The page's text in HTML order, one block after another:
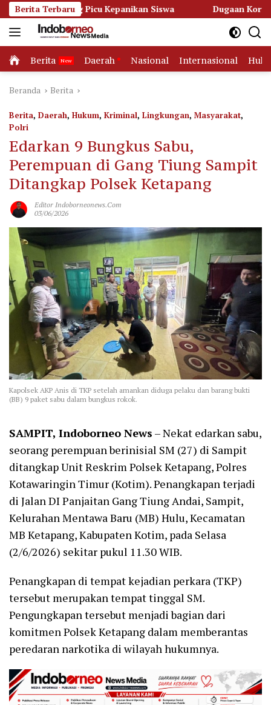
Langsung
ke
konten
Berita Terbaru
Picu Kepanikan Siswa Dugaan Korupsi Dana Hibah
Home
Berita Daerah Nasional Internasional
Beranda Berita
Berita, Daerah, Hukum, Kriminal, Lingkungan, Masyarakat,
Polri
Edarkan 9 Bungkus Sabu,
Perempuan di Gang Tiung Sampit
Ditangkap Polsek Ketapang
Editor Indoborneonews.com
03/06/2026
Kapolsek AKP Anis di TKP setelah amankan diduga pelaku dan barang bukti
(BB) 9 paket sabu dalam bungkus rokok.
SAMPIT, Indoborneo News – Nekat edarkan sabu,
seorang perempuan berinisial SM (27) di Sampit
ditangkap Unit Reskrim Polsek Ketapang, Polres
Kotawaringin Timur (Kotim). Penangkapan terjadi
di Jalan DI Panjaitan Gang Tiung Andai, Sampit,
Kelurahan Mentawa Baru (MB) Hulu, Kecamatan
MB Ketapang, Kabupaten Kotim, pada Selasa
(2/6/2026) sekitar pukul 11.30 WIB.
Penangkapan di tempat kejadian perkara (TKP)
tersebut merupakan tempat tinggal SM.
Pengungkapan tersebut menjadi bagian dari
komitmen Polsek Ketapang dalam memberantas
peredaran narkotika di wilayah hukumnya.